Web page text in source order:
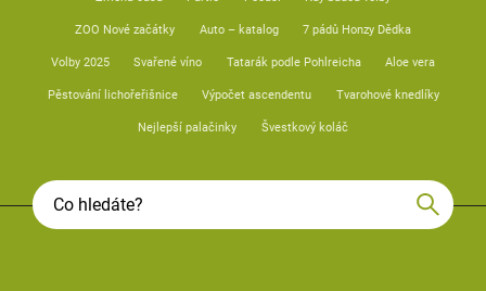
ZOO Nové začátky Auto – katalog 7 pádů Honzy Dědka
Volby 2025 Svařené víno Tatarák podle Pohlreicha Aloe vera
Pěstování lichořeřišnice Výpočet ascendentu Tvarohové knedlíky
Nejlepší palačinky Švestkový koláč